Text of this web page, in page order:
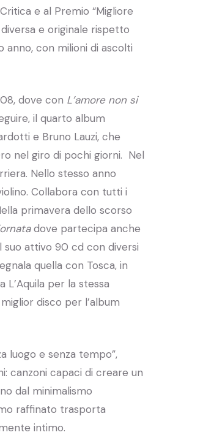
e al Premio “Migliore
e originale rispetto
con milioni di ascolti
dove con L’amore non si
il quarto album
e Bruno Lauzi, che
nel giro di pochi giorni. Nel
Nello stesso anno
Collabora con tutti i
primavera dello scorso
dove partecipa anche
suo attivo 90 cd con diversi
quella con Tosca, in
per la stessa
disco per l’album
luogo e senza tempo”,
canzoni capaci di creare un
dal minimalismo
raffinato trasporta
intimo.